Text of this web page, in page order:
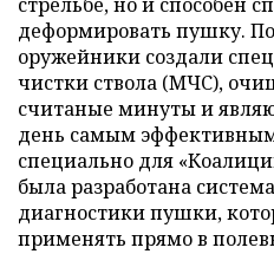
деформировать пушку.
оружейники создали
чистки ствола (МЧС),
считаные минуты и
день самым
специально для
была разработана
диагностики пушки,
применять прямо в